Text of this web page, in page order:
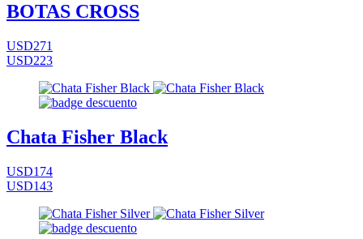
BOTAS CROSS
USD271
USD223
Chata Fisher Black
USD174
USD143